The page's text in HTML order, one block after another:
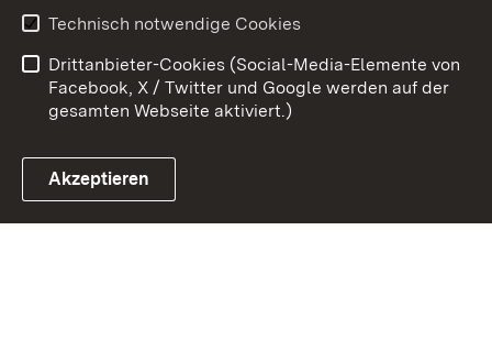
Link zum Landesportal
Barrierefreiheit
Impressum Cookies
Technisch notwendige Cookies
Drittanbieter-Cookies (Social-Media-Elemente von
Facebook, X / Twitter und Google werden auf der
gesamten Webseite aktiviert.)
Akzeptieren